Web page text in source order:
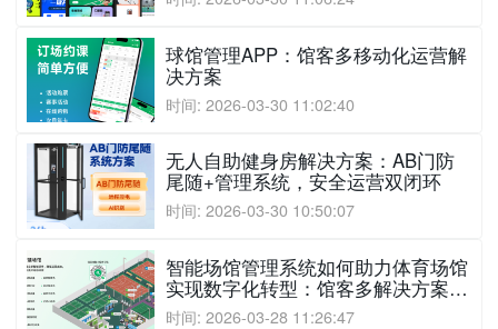
球馆管理APP：馆客多移动化运营解
决方案
时间: 2026-03-30 11:02:40
无人自助健身房解决方案：AB门防
尾随+管理系统，安全运营双闭环
时间: 2026-03-30 10:50:07
智能场馆管理系统如何助力体育场馆
实现数字化转型：馆客多解决方案深
度解析
时间: 2026-03-28 11:26:47